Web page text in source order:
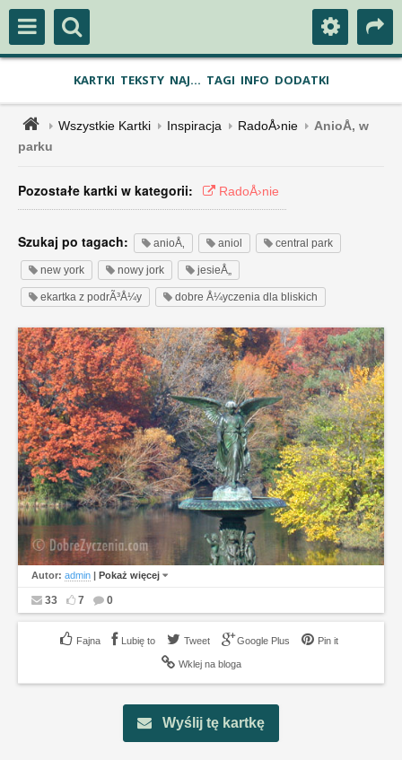
KARTKI TEKSTY NAJ... TAGI INFO DODATKI
Wszystkie Kartki Inspiracja RadoÅ›nie
AnioÅ‚ w
parku
Pozostałe kartki w kategorii: RadoÅ›nie
Szukaj po tagach: anioÅ‚ aniol central park
new york nowy jork jesieÅ„
ekartka z podrÃ³Å¼y dobre Å¼yczenia dla bliskich
Autor: admin | Pokaż więcej
33 7 0
Lubię to Tweet Google Plus Pin it
Wklej na bloga
Wyślij tę kartkę